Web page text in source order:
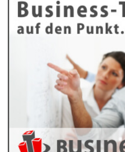
Werbe Atelier Oberdorf – Hochwertige Drucke
Datendiebstahl? Cyberversicherungen mit